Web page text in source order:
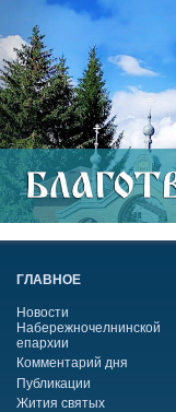
ГЛАВНОЕ
Новости
Набережночелнинской
епархии
Комментарий дня
Публикации
Жития святых